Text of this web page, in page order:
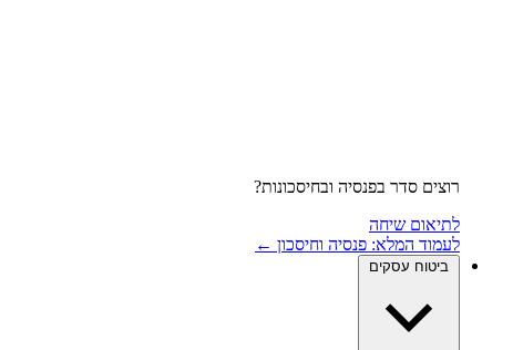
רוצים סדר בפנסיה ובחיסכונות?
לתיאום שיחה
לעמוד המלא: פנסיה וחיסכון ←
ביטוח עסקים